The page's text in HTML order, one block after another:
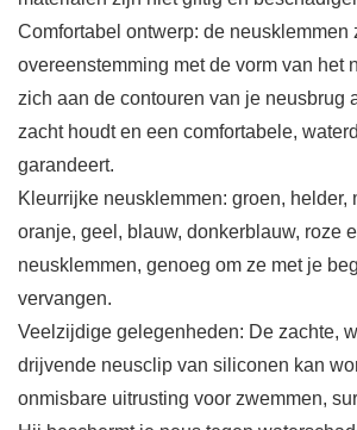
Comfortabel ontwerp: de neusklemmen
overeenstemming met de vorm van het
zich aan de contouren van je neusbrug
zacht houdt en een comfortabele,
garandeert.
Kleurrijke neusklemmen: groen, helder,
oranje, geel, blauw, donkerblauw, roze
neusklemmen, genoeg om ze met je
vervangen.
Veelzijdige gelegenheden: De zachte,
drijvende neusclip van siliconen kan
onmisbare uitrusting voor zwemmen,